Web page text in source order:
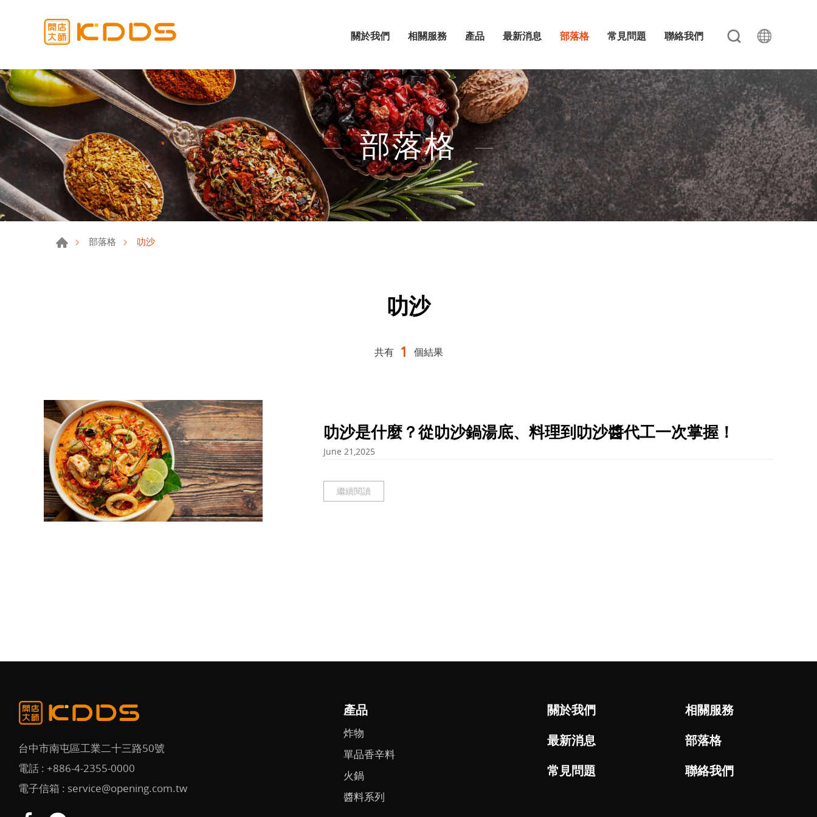
關於我們 相關服務 產品 最新消息 部落格 常見問題 聯絡我們
部落格
部落格 叻沙
叻沙
共有 1 個結果
叻沙是什麼？從叻沙鍋湯底、料理到叻沙醬代工一次掌握！
June 21,2025
繼續閱讀
產品
炸物
單品香辛料
火鍋
醬料系列
關於我們
相關服務
最新消息
部落格
常見問題
聯絡我們
台中市南屯區工業二十三路50號
電話 : +886-4-2355-0000
電子信箱 : service@opening.com.tw